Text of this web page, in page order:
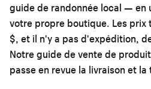
guide de randonnée local — en
votre propre boutique. Les prix
$, et il n'y a pas d'expédition,
Notreguide de vente de
passe en revue la livraison et